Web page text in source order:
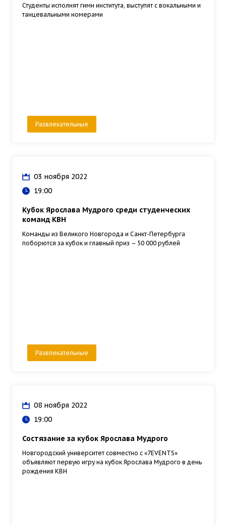
Студенты исполнят гимн института, выступят с вокальными и
танцевальными номерами
Развлекательные
03 ноября 2022
19:00
Кубок Ярослава Мудрого среди студенческих
команд КВН
Команды из Великого Новгорода и Санкт-Петербурга
поборются за кубок и главный приз – 50 000 рублей
Развлекательные
08 ноября 2022
19:00
Состязание за кубок Ярослава Мудрого
Новгородский университет совместно с «7EVENTS»
объявляют первую игру на кубок Ярослава Мудрого в день
рождения КВН